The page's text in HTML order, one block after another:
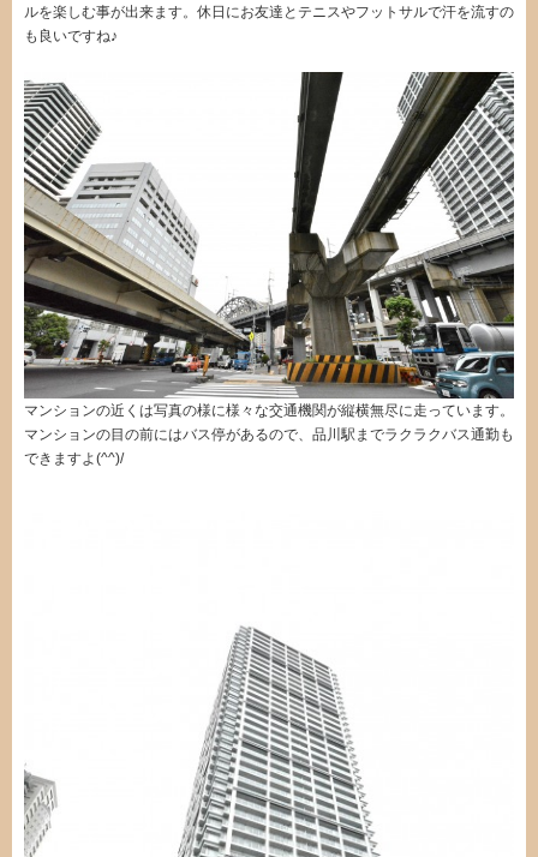
ルを楽しむ事が出来ます。休日にお友達とテニスやフットサルで汗を流すの
も良いですね♪
マンションの近くは写真の様に様々な交通機関が縦横無尽に走っています。
マンションの目の前にはバス停があるので、品川駅までラクラクバス通勤も
できますよ(^^)/